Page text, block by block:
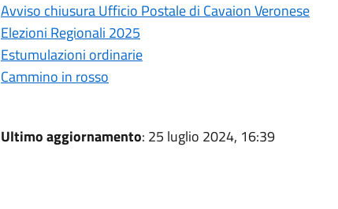
Avviso chiusura Ufficio Postale di Cavaion Veronese
Elezioni Regionali 2025
Estumulazioni ordinarie
Cammino in rosso
Ultimo aggiornamento: 25 luglio 2024, 16:39